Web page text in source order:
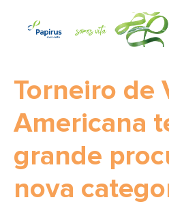
Torneiro de
Americana
grande
nova